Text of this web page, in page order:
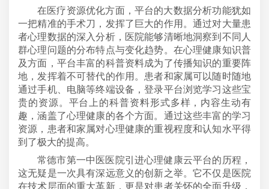
在医疗资源优化方面，平台的大数据分析功能犹如
一把精准的手术刀，发挥了巨大的作用。通过对大量患
者心理数据的深入分析，医院能够清晰地洞察到不同人
群心理问题的分布特点与变化趋势。在心理健康知识普
及方面，平台丰富的科普资料成为了传播知识的重要阵
地，发挥着不可替代的作用。患者和家属可以随时随地
通过手机、电脑等终端设备，登录平台浏览学习这些宝
贵的资源。平台上的科普资料形式多样，内容生动有
趣，涵盖了心理健康的各个方面。通过这些丰富的学习
资源，患者和家属对心理健康的重视程度和认知水平得
到了极大的提高。
常德市第一中医医院引进心理健康云平台的历程，
这无疑是一次具有深远意义的创新之举。它不仅是医院
在技术层面的重大革新，更是对患者关怀的全面升级，